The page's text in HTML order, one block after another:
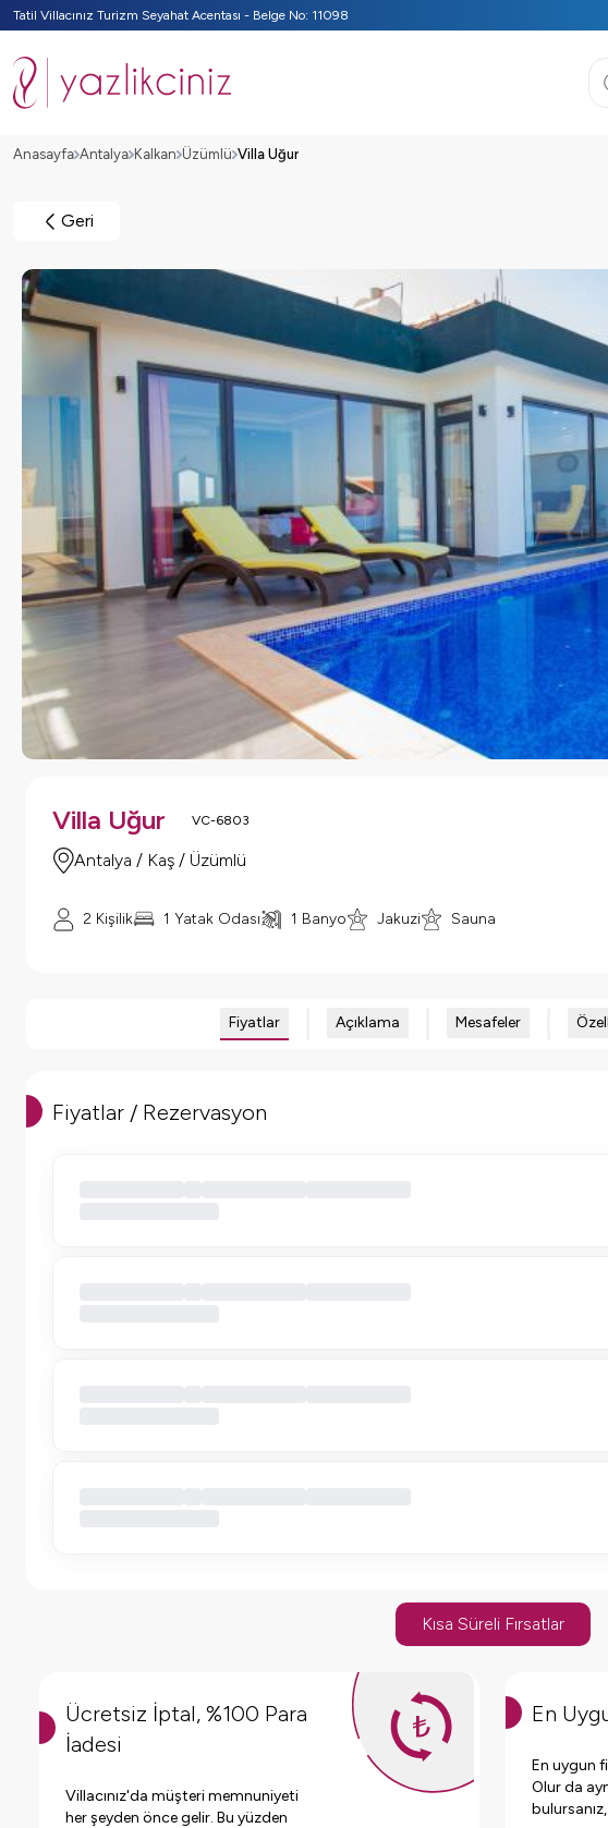
Tatil Villacınız Turizm Seyahat Acentası - Belge No: 11098
Anasayfa Antalya Kalkan Üzümlü Villa Uğur
Geri
Villa Uğur VC-6803
Antalya / Kaş / Üzümlü
2 Kişilik 1 Yatak Odası 1 Banyo Jakuzi Sauna
Fiyatlar Açıklama Mesafeler
Fiyatlar / Rezervasyon
Kısa Süreli Fırsatlar
Ücretsiz İptal, %100 Para
İadesi
Villacınız'da müşteri memnuniyeti
her şeyden önce gelir. Bu yüzden
En
En uygun
Olur da